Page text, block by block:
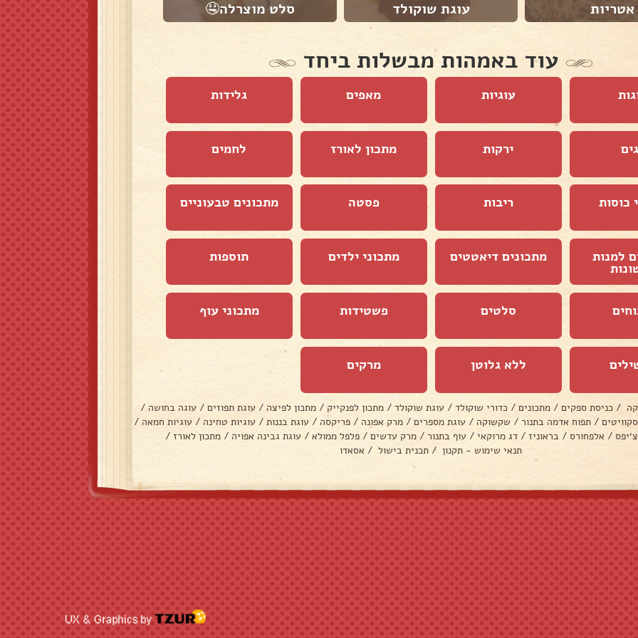
אטריות עוגת שוקולד סלט מוצרלה🤤
עוד באמהות מבשלות ביחד
עוגיות מאפים גלידות
ירקות מתכון לאורז לחמים
כוסות ריבות פסטה מתכונים טבעוניים
למנות מתכונים דיאטטים מתכוני ילדים תוספות
סלטים פשטידות מתכוני עוף
ללא גלוטן מרקים
/ כניסת ספקים / מתכונים / כדורי שוקולד / עוגת שוקולד / מתכון לפנקייק / מתכון לפיצה / עוגת תפוזים / עוגה בחושה /
/ תפוח אדמה בתנור / שקשוקה / עוגת מספרים / מרק אפונה / פריקסה / עוגת בננות / עוגיות טחינה / עוגיות חמאה /
/ אלפחורס / בראוניז / דג מרוקאי / עוף בתנור / מרק עדשים / פלפל ממולא / עוגת גבינה אפויה / מתכון לאורז /
תנאי שימוש - תקנון / תכנית בישול / אסאדו